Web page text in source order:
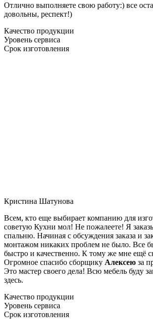
Отлично выполняете свою работу:) все
довольны, респект!)
Качество продукции
Уровень сервиса
Срок изготовления
Кристина Шатунова
Всем, кто еще выбирает компанию для
советую Кухни мол! Не пожалеете! Я
спальню. Начиная с обсуждения заказа и
монтажом никаких проблем не было. Все
быстро и качественно. К тому же мне ещё
Огромное спасибо сборщику Алексею за
Это мастер своего дела! Всю мебель буду
здесь.
Качество продукции
Уровень сервиса
Срок изготовления